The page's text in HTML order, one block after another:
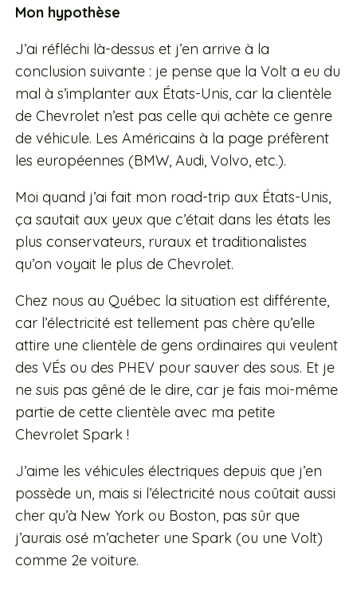
Mon hypothèse
J’ai réfléchi là-dessus et j’en arrive à la
conclusion suivante : je pense que la Volt a eu du
mal à s’implanter aux États-Unis, car la clientèle
de Chevrolet n’est pas celle qui achète ce genre
de véhicule. Les Américains à la page préfèrent
les européennes (BMW, Audi, Volvo, etc.).
Moi quand j’ai fait mon road-trip aux États-Unis,
ça sautait aux yeux que c’était dans les états les
plus conservateurs, ruraux et traditionalistes
qu’on voyait le plus de Chevrolet.
Chez nous au Québec la situation est différente,
car l’électricité est tellement pas chère qu’elle
attire une clientèle de gens ordinaires qui veulent
des VÉs ou des PHEV pour sauver des sous. Et je
ne suis pas gêné de le dire, car je fais moi-même
partie de cette clientèle avec ma petite
Chevrolet Spark !
J’aime les véhicules électriques depuis que j’en
possède un, mais si l’électricité nous coûtait aussi
cher qu’à New York ou Boston, pas sûr que
j’aurais osé m’acheter une Spark (ou une Volt)
comme 2e voiture.